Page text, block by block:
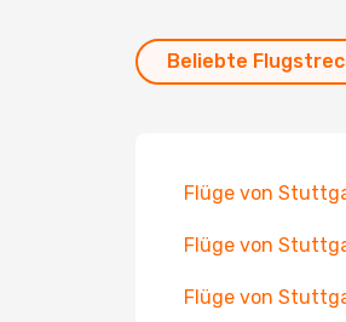
Beliebte
Flüge von
Flüge von
Flüge von